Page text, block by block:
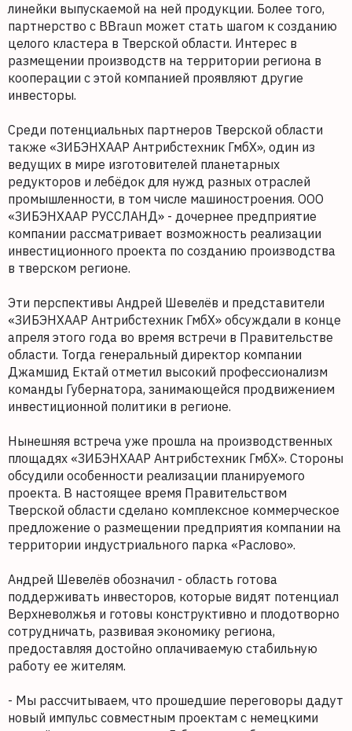
линейки выпускаемой на ней продукции. Более того,
партнерство с BBraun может стать шагом к созданию
целого кластера в Тверской области. Интерес в
размещении производств на территории региона в
кооперации с этой компанией проявляют другие
инвесторы.
Среди потенциальных партнеров Тверской области
также «ЗИБЭНХААР Антрибстехник ГмбХ», один из
ведущих в мире изготовителей планетарных
редукторов и лебёдок для нужд разных отраслей
промышленности, в том числе машиностроения. ООО
«ЗИБЭНХААР РУССЛАНД» - дочернее предприятие
компании рассматривает возможность реализации
инвестиционного проекта по созданию производства
в тверском регионе.
Эти перспективы Андрей Шевелёв и представители
«ЗИБЭНХААР Антрибстехник ГмбХ» обсуждали в конце
апреля этого года во время встречи в Правительстве
области. Тогда генеральный директор компании
Джамшид Ектай отметил высокий профессионализм
команды Губернатора, занимающейся продвижением
инвестиционной политики в регионе.
Нынешняя встреча уже прошла на производственных
площадях «ЗИБЭНХААР Антрибстехник ГмбХ». Стороны
обсудили особенности реализации планируемого
проекта. В настоящее время Правительством
Тверской области сделано комплексное коммерческое
предложение о размещении предприятия компании на
территории индустриального парка «Раслово».
Андрей Шевелёв обозначил - область готова
поддерживать инвесторов, которые видят потенциал
Верхневолжья и готовы конструктивно и плодотворно
сотрудничать, развивая экономику региона,
предоставляя достойно оплачиваемую стабильную
работу ее жителям.
- Мы рассчитываем, что прошедшие переговоры дадут
новый импульс совместным проектам с немецкими